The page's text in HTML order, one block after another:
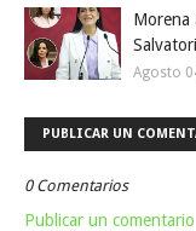
Morena
Agosto
PUBLICAR UN
0 Comentarios
Publicar un comentario